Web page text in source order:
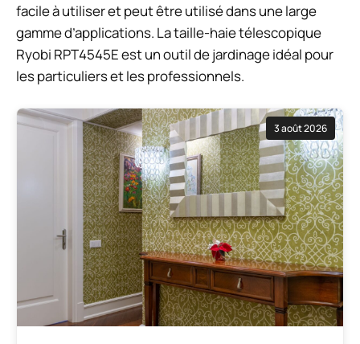
facile à utiliser et peut être utilisé dans une large
gamme d’applications. La taille-haie télescopique
Ryobi RPT4545E est un outil de jardinage idéal pour
les particuliers et les professionnels.
3 août 2026